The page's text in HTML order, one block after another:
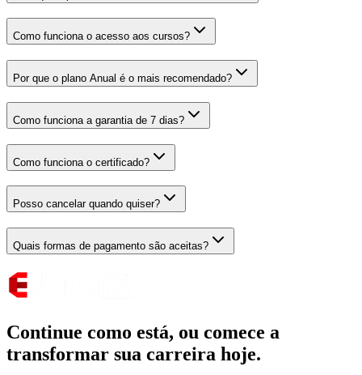
Como funciona o acesso aos cursos?
Por que o plano Anual é o mais recomendado?
Como funciona a garantia de 7 dias?
Como funciona o certificado?
Posso cancelar quando quiser?
Quais formas de pagamento são aceitas?
Continue como está, ou comece a
transformar sua carreira hoje.